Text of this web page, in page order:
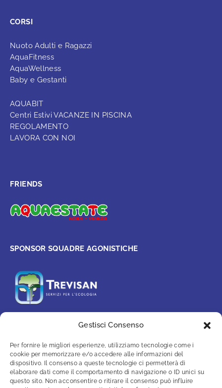
Gestisci Consenso
Per fornire le migliori esperienze, utilizziamo tecnologie come i
cookie per memorizzare e/o accedere alle informazioni del
dispositivo. Il consenso a queste tecnologie ci permetterà di
elaborare dati come il comportamento di navigazione o ID unici su
questo sito. Non acconsentire o ritirare il consenso può influire
CORSI
Nuoto Adulti e Ragazzi
AquaFitness
AquaWellness
Baby e Gestanti
AQUABIT
Centri Estivi VACANZE IN PISCINA
REGOLAMENTO
LAVORA CON NOI
FRIENDS
SPONSOR SQUADRE AGONISTICHE